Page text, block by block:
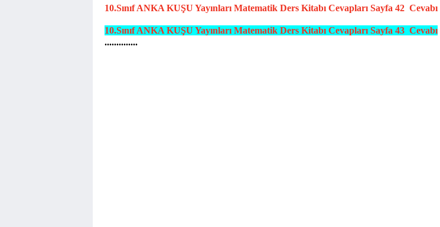
10.SınıfANKA KUŞU Yayınları Matematik Ders Kitabı Cevapları Sayfa 42 Cevabı
10.SınıfANKA KUŞU Yayınları Matematik Ders Kitabı Cevapları Sayfa 43 Cevabı
..............